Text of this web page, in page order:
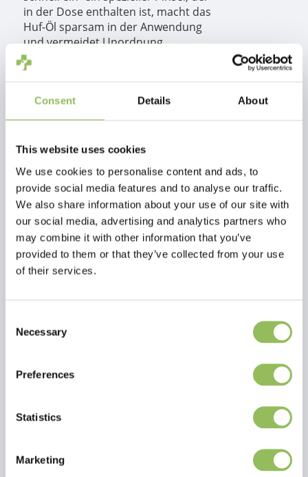
Consent Details About
This website uses cookies
We use cookies to personalise content and ads, to
provide social media features and to analyse our traffic.
We also share information about your use of our site with
our social media, advertising and analytics partners who
may combine it with other information that you’ve
provided to them or that they’ve collected from your use
of their services.
Selection
Necessary
Preferences
Statistics
Marketing
in der Dose enthalten ist, macht das
Huf-Öl sparsam in der Anwendung
und vermeidet Unordnung
Produktinformation
Pinsel, der in der Dose enthalten ist, macht das Huf-Öl sparsam in
This article has no reviews yet